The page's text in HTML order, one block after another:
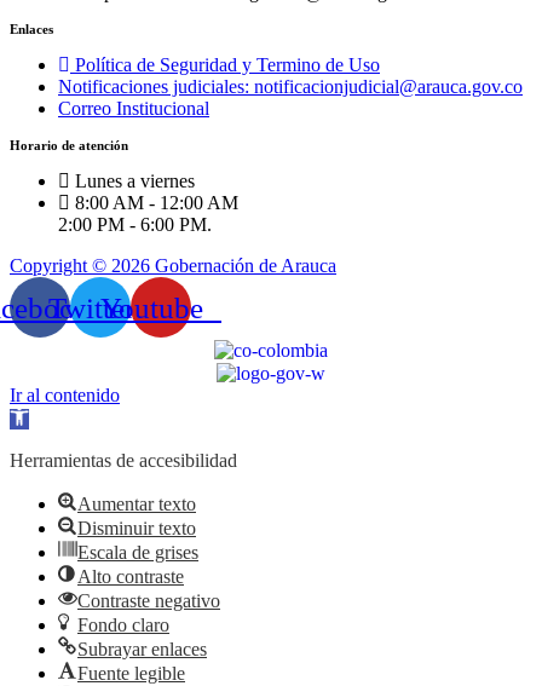
Enlaces
Política de Seguridad y Termino de Uso
Notificaciones judiciales: notificacionjudicial@arauca.gov.co
Correo Institucional
Horario de atención
Lunes a viernes
8:00 AM - 12:00 AM
2:00 PM - 6:00 PM.
Copyright © 2026 Gobernación de Arauca
TwitterYoutube
Ir al contenido
Abrir
de
Herramientas de accesibilidad
Aumentar texto
Disminuir texto
Escala de grises
Alto contraste
Contraste negativo
Fondo claro
Subrayar enlaces
Fuente legible